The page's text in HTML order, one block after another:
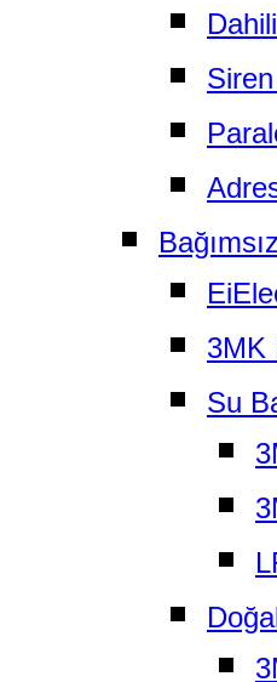
3MK
Su